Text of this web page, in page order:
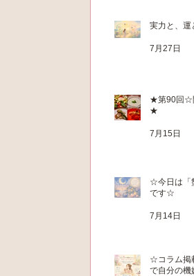
実力と、運
7月27日
★第90回☆
★
7月15日
☆今日は「
です☆
7月14日
☆コラム掲
で自分の機